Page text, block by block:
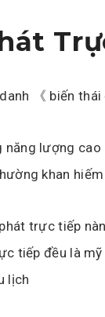
《 biến thái
năng lượng cao
khan hiếm
trực tiếp
tiếp đều là
lịch